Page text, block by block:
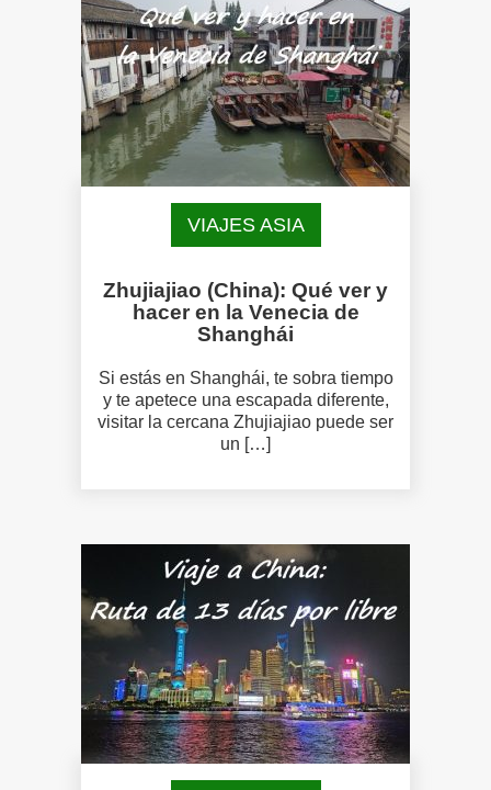
VIAJES ASIA
Zhujiajiao (China): Qué ver y
hacer en la Venecia de
Shanghái
Si estás en Shanghái, te sobra tiempo
y te apetece una escapada diferente,
visitar la cercana Zhujiajiao puede ser
un […]